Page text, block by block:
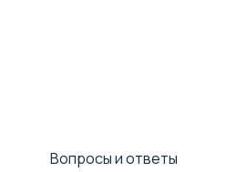
Вопросы и ответы